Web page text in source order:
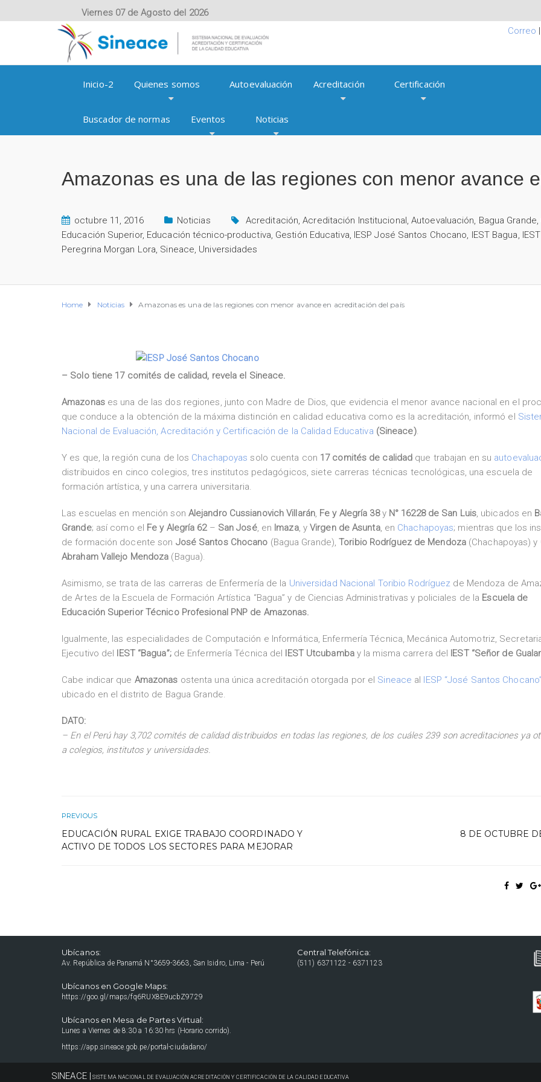
Viernes 07 de Agosto del 2026
Correo |
Inicio-2 Quienes somos Autoevaluación Acreditación Certificación
Buscador de normas Eventos Noticias
Amazonas es una de las regiones con menor avance
octubre 11, 2016 Noticias Acreditación,Acreditación Institucional,Autoevaluación, Bagua Grande,
Educación Superior, Educación técnico-productiva, Gestión Educativa, IESP José Santos Chocano, IEST Bagua,
Peregrina Morgan Lora, Sineace, Universidades
Home Noticias Amazonas es una de las regiones con menor avance en acreditación del país
– Solo tiene 17 comités de calidad, revela el Sineace.
Amazonases una de las dos regiones, junto con Madre de Dios, que evidencia el menor avance nacional en el
que conduce a la obtención de la máxima distinción en calidad educativa como es la acreditación, informó el
Nacional de Evaluación, Acreditación y Certificación de la Calidad Educativa (Sineace).
Y es que, la región cuna de los Chachapoyassolo cuenta con 17 comités de calidad que trabajan en su
distribuidos en cinco colegios, tres institutos pedagógicos, siete carreras técnicas tecnológicas, una escuela de
formación artística, y una carrera universitaria.
Las escuelas en mención son Alejandro Cussianovich Villarán, Fe y Alegría 38y N° 16228 de San Luis, ubicados en
Grande; así como el Fe y Alegría 62– San José, en Imaza, yVirgen de Asunta, en Chachapoyas; mientras que los
de formación docente son José Santos Chocano (Bagua Grande),Toribio Rodríguez de Mendoza(Chachapoyas) y
Abraham Vallejo Mendoza (Bagua).
Asimismo, se trata de las carreras de Enfermería de la Universidad Nacional Toribio Rodríguez de Mendoza de
de Artes de la Escuela de Formación Artística “Bagua” y de Ciencias Administrativas y policiales de la Escuela de
Educación Superior Técnico Profesional PNP de Amazonas.
Igualmente, las especialidades de Computación e Informática, Enfermería Técnica, Mecánica Automotriz,
Ejecutivo del IEST “Bagua”;de Enfermería Técnica del IEST Utcubambay la misma carrera del IEST “Señor de
Cabe indicar que Amazonas ostenta una única acreditación otorgada por el Sineace al IESP “José Santos Chocano”
ubicado en el distrito de Bagua Grande.
DATO:
– En el Perú hay 3,702 comités de calidad distribuidos en todas las regiones, de los cuáles 239 son acreditaciones ya
a colegios, institutos y universidades.
PREVIOUS
EDUCACIÓN RURAL EXIGE TRABAJO COORDINADO Y
ACTIVO DE TODOS LOS SECTORES PARA MEJORAR
8 DE OCTUBRE
Ubícanos:
Av. República de Panamá N°3659-3663, San Isidro, Lima - Perú
Ubícanos en Google Maps:
https://goo.gl/maps/fq6RUX8E9ucbZ9729
Ubícanos en Mesa de Partes Virtual:
Lunes a Viernes de 8:30 a 16:30 hrs (Horario corrido).
https://app.sineace.gob.pe/portal-ciudadano/
Central Telefónica:
(511) 6371122 - 6371123
SINEACE | SISTEMA NACIONAL DE EVALUACIÓN ACREDITACIÓN Y CERTIFICACIÓN DE LA CALIDAD EDUCATIVA